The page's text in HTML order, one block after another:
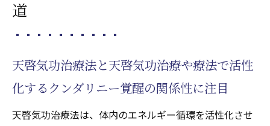
道
天啓気功治療法と天啓気功治療や療法で活性
化するクンダリニー覚醒の関係性に注目
天啓気功治療法は、体内のエネルギー循環を活性化させ